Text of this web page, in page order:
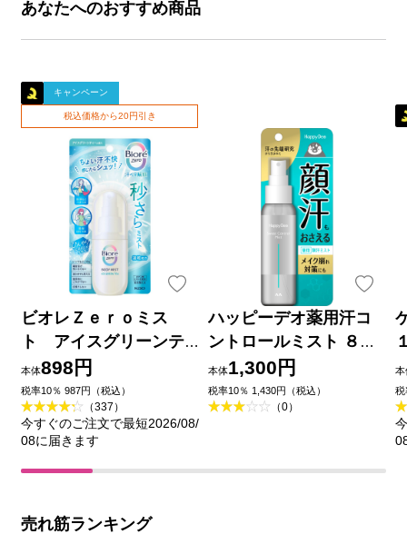
あなたへのおすすめ商品
キャンペーン
税込価格から20円引き
ビオレＺｅｒｏミス
ト アイスグリーンテ
ィーの香り ６０ｍＬ 花
王
本体898円
税率10％ 987円（税込）
（337）
今すぐのご注文で最短2026/08/
08に届きます
ハッピーデオ薬用汗コ
ントロールミスト ８０
ｍｌ マンダム (医薬部外
品)
本体1,300円
税率10％ 1,430円（税込）
（0）
本
税
売れ筋ランキング